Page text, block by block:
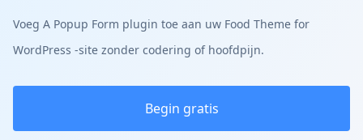
Voeg A Popup Form plugin toe aan uw Food Theme for
WordPress -site zonder codering of hoofdpijn.
Begin gratis